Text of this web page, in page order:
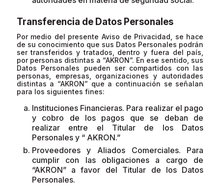
Transferencia de Datos Personales
Por medio del presente Aviso de Privacidad, se hace
de su conocimiento que sus Datos Personales podrán
ser transferidos y tratados, dentro y fuera del país,
por personas distintas a “AKRON”. En ese sentido, sus
Datos Personales pueden ser compartidos con las
personas, empresas, organizaciones y autoridades
distintas a “AKRON” que a continuación se señalan
para los siguientes fines:
Instituciones Financieras. Para realizar el pago
y cobro de los pagos que se deban de
realizar entre el Titular de los Datos
Personales y “ AKRON.”
Proveedores y Aliados Comerciales. Para
cumplir con las obligaciones a cargo de
“AKRON” a favor del Titular de los Datos
Personales.